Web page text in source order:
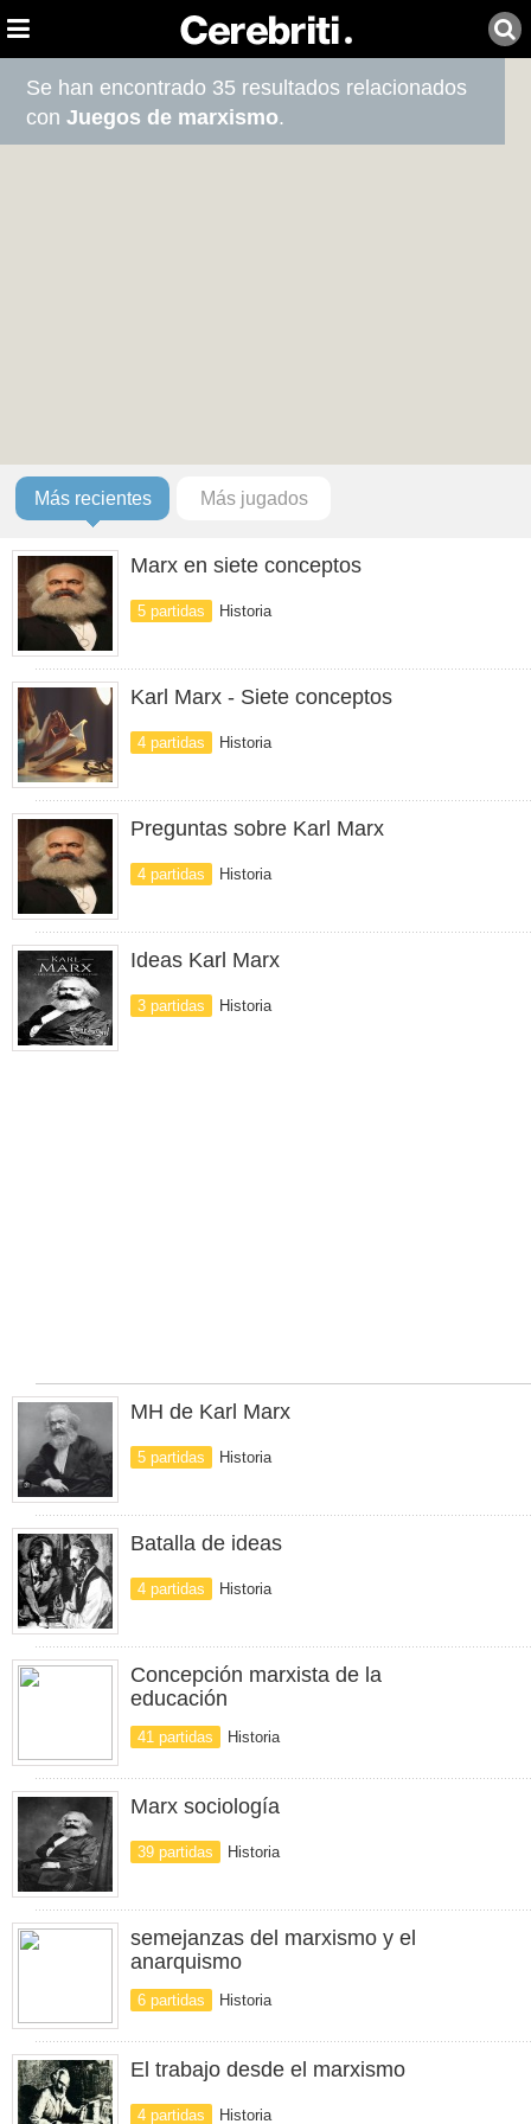
Se han encontrado 35 resultados relacionados
conJuegos de marxismo.
Más recientes Más jugados
Marx en siete conceptos
5 partidas Historia
Karl Marx - Siete conceptos
4 partidas Historia
Preguntas sobre Karl Marx
4 partidas Historia
Ideas Karl Marx
3 partidas Historia
MH de Karl Marx
5 partidas Historia
Batalla de ideas
4 partidas Historia
Concepción marxista de la
educación
41 partidas Historia
Marx sociología
39 partidas Historia
semejanzas del marxismo y el
anarquismo
6 partidas Historia
El trabajo desde el marxismo
4 partidas Historia